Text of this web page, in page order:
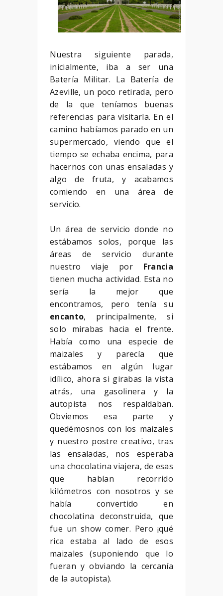
Nuestra siguiente parada,
inicialmente, iba a ser una
Batería Militar. La Batería de
Azeville, un poco retirada, pero
de la que teníamos buenas
referencias para visitarla. En el
camino habíamos parado en un
supermercado, viendo que el
tiempo se echaba encima, para
hacernos con unas ensaladas y
algo de fruta, y acabamos
comiendo en una área de
servicio.
Un área de servicio donde no
estábamos solos, porque las
áreas de servicio durante
nuestro viaje por Francia
tienen mucha actividad. Esta no
sería la mejor que
encontramos, pero tenía su
encanto, principalmente, si
solo mirabas hacia el frente.
Había como una especie de
maizales y parecía que
estábamos en algún lugar
idílico, ahora si girabas la vista
atrás, una gasolinera y la
autopista nos respaldaban.
Obviemos esa parte y
quedémosnos con los maizales
y nuestro postre creativo, tras
las ensaladas, nos esperaba
una chocolatina viajera, de esas
que habían recorrido
kilómetros con nosotros y se
había convertido en
chocolatina deconstruida, que
fue un show comer. Pero ¡qué
rica estaba al lado de esos
maizales (suponiendo que lo
fueran y obviando la cercanía
de la autopista).